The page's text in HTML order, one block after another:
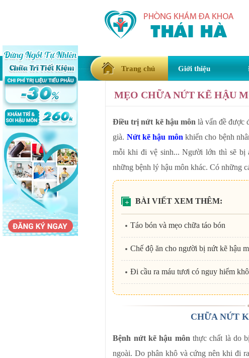
Trang chủ Giới thiệu
MẸO CHỮA NỨT KẼ HẬU
Điều trị nứt kẽ hậu môn là vấn đề được
già. Nứt kẽ hậu môn khiến cho bệnh
mỗi khi đi vệ sinh... Người lớn thì sẽ bị
những bệnh lý hậu môn khác. Có những
BÀI VIẾT XEM THÊM:
Táo bón và mẹo chữa táo bón
Chế độ ăn cho người bị nứt kẽ hậu
Đi cầu ra máu tươi có nguy hiểm
CHỮA NỨT
Bệnh nứt kẽ hậu môn thực chất là do
ngoài. Do phân khô và cứng nên khi đi